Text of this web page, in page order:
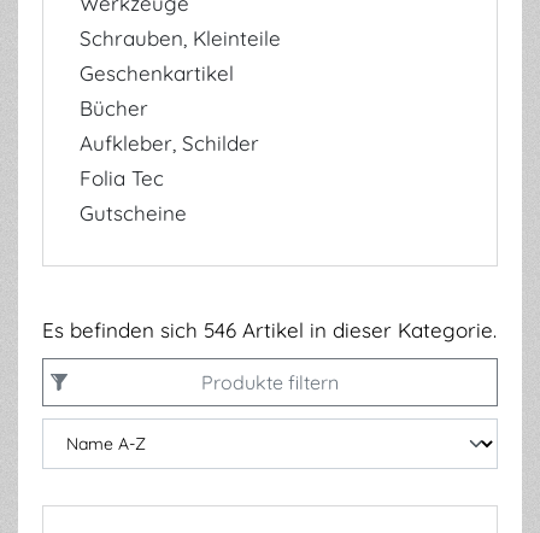
Schrauben, Kleinteile
Geschenkartikel
Bücher
Aufkleber, Schilder
Folia Tec
Gutscheine
Es befinden sich 546 Artikel in dieser Kategorie.
Produkte filtern